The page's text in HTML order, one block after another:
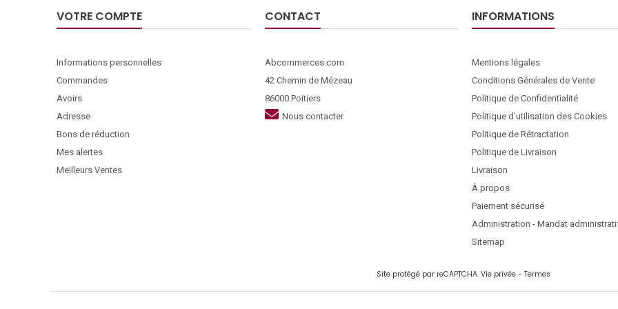
VOTRE COMPTE
Informations personnelles
Commandes
Avoirs
Adresse
Bons de réduction
Mes alertes
Meilleurs Ventes
CONTACT
Abcommerces.com
42 Chemin de Mézeau
86000 Poitiers
Nous contacter
INFORMATIONS
Mentions légales
Conditions Générales de Vente
Politique de Confidentialité
Politique d’utilisation des Cookies
Politique de Rétractation
Politique de Livraison
Livraison
À propos
Paiement sécurisé
Administration - Mandat
Sitemap
Site protégé par reCAPTCHA. Vie privée - Termes